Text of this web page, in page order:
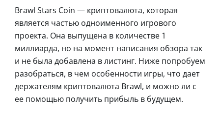
Brawl Stars Coin — криптовалюта, которая
является частью одноименного игрового
проекта. Она выпущена в количестве 1
миллиарда, но на момент написания обзора так
и не была добавлена в листинг. Ниже попробуем
разобраться, в чем особенности игры, что дает
держателям криптовалюта Brawl, и можно ли с
ее помощью получить прибыль в будущем.